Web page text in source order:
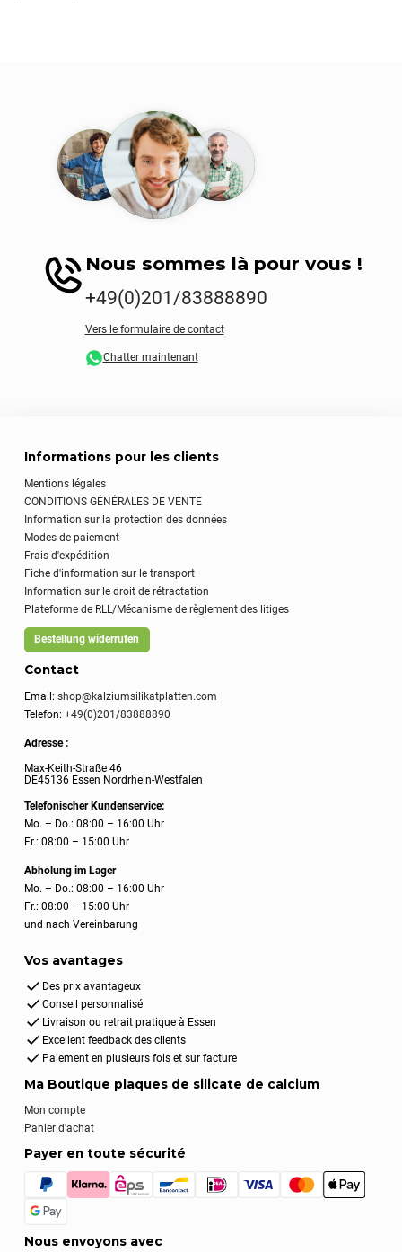
Nous sommes là pour vous !
+49(0)201/83888890
Vers le formulaire de contact
Chatter maintenant
Informations pour les clients
Mentions légales
CONDITIONS GÉNÉRALES DE VENTE
Information sur la protection des données
Modes de paiement
Frais d'expédition
Fiche d'information sur le transport
Information sur le droit de rétractation
Plateforme de RLL/Mécanisme de règlement des litiges
Bestellung widerrufen
Contact
Email:shop@kalziumsilikatplatten.com
Telefon:+49(0)201/83888890
Adresse :
Max-Keith-Straße 46
DE45136 Essen Nordrhein-Westfalen
Telefonischer Kundenservice:
Mo. – Do.: 08:00 – 16:00 Uhr
Fr.: 08:00 – 15:00 Uhr
Abholung im Lager
Mo. – Do.: 08:00 – 16:00 Uhr
Fr.: 08:00 – 15:00 Uhr
und nach Vereinbarung
Vos avantages
Des prix avantageux
Conseil personnalisé
Livraison ou retrait pratique à Essen
Excellent feedback des clients
Paiement en plusieurs fois et sur facture
Ma Boutique plaques de silicate de calcium
Mon compte
Panier d'achat
Payer en toute sécurité
Nous envoyons avec